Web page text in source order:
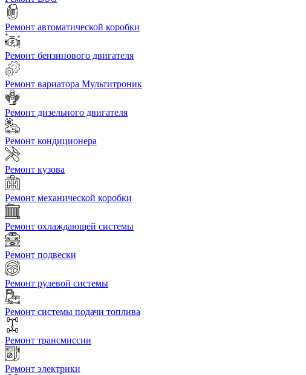
Ремонт автоматической коробки
Ремонт бензинового двигателя
Ремонт вариатора Мультитроник
Ремонт дизельного двигателя
Ремонт кондиционера
Ремонт кузова
Ремонт механической коробки
Ремонт охлаждающей системы
Ремонт подвески
Ремонт рулевой системы
Ремонт системы подачи топлива
Ремонт трансмиссии
Ремонт электрики